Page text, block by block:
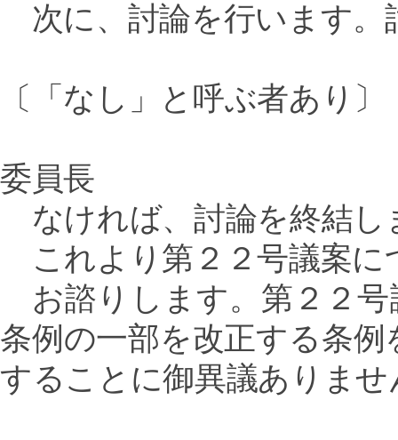
次に、討論を行います。
〔「なし」と呼ぶ者あり〕
委員長
なければ、討論を終結し
これより第２２号議案に
お諮りします。第２２号
条例の一部を改正する条
することに御異議ありませ